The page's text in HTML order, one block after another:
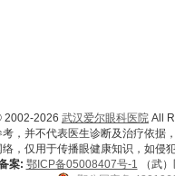
2002-2026 武汉爱尔眼科医院 All
，并不代表医生诊断及治疗依据
，仅用于传播眼健康知识，如侵
案: 鄂ICP备05008407号-1 （武